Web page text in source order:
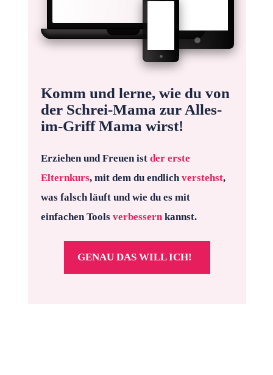
Komm und lerne, wie du von
der Schrei-Mama zur Alles-
im-Griff Mama wirst!
Erziehen und Freuen ist der erste
Elternkurs, mit dem du endlichverstehst,
was falsch läuft und wie du es mit
einfachen Tools verbessernkannst.
GENAU DAS WILL ICH!